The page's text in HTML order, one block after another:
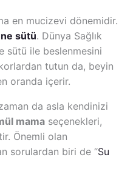
en mucizevi dönemidir.
sütü. Dünya Sağlık
sütü ile beslenmesini
tutun da, beyin
oranda içerir.
da asla kendinizi
mamaseçenekleri,
Önemli olan
sorulardan biri de “Su